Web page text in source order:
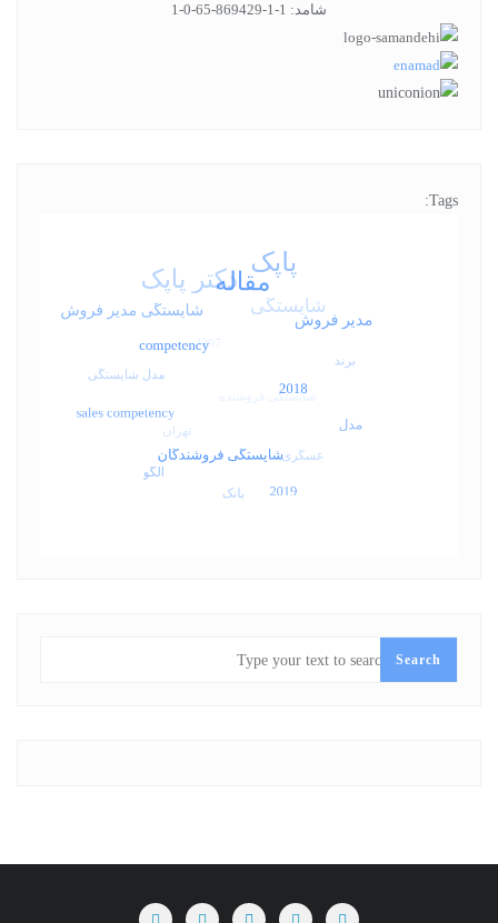
شامد: 1-1-869429-65-0-1
Tags:
Search